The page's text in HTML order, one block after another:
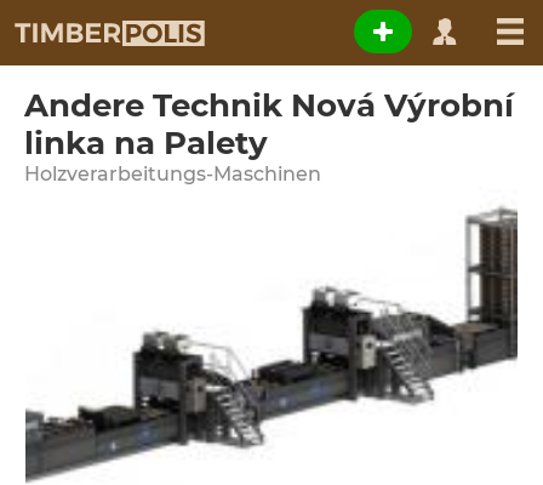
Andere Technik Nová Výrobní
linka na Palety
Holzverarbeitungs-Maschinen